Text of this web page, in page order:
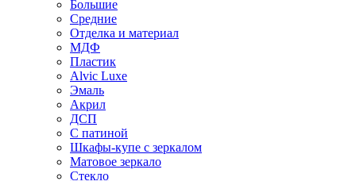
Большие
Средние
Отделка и материал
МДФ
Пластик
Alvic Luxe
Эмаль
Акрил
ДСП
С патиной
Шкафы-купе с зеркалом
Матовое зеркало
Стекло